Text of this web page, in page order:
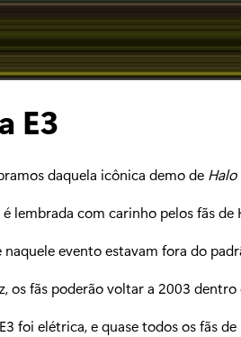
E3
daquela icônica demo de Halo
lembrada com carinho pelos fãs
evento estavam fora do
os fãs poderão voltar a 2003
foi elétrica, e quase todos os fãs